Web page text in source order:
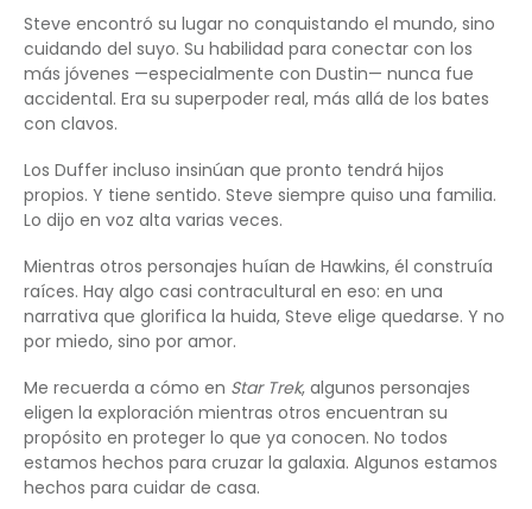
Steve encontró su lugar no conquistando el mundo, sino
cuidando del suyo. Su habilidad para conectar con los
más jóvenes —especialmente con Dustin— nunca fue
accidental. Era su superpoder real, más allá de los bates
con clavos.
Los Duffer incluso insinúan que pronto tendrá hijos
propios. Y tiene sentido. Steve siempre quiso una familia.
Lo dijo en voz alta varias veces.
Mientras otros personajes huían de Hawkins, él construía
raíces. Hay algo casi contracultural en eso: en una
narrativa que glorifica la huida, Steve elige quedarse. Y no
por miedo, sino por amor.
Me recuerda a cómo en Star Trek, algunos personajes
eligen la exploración mientras otros encuentran su
propósito en proteger lo que ya conocen. No todos
estamos hechos para cruzar la galaxia. Algunos estamos
hechos para cuidar de casa.